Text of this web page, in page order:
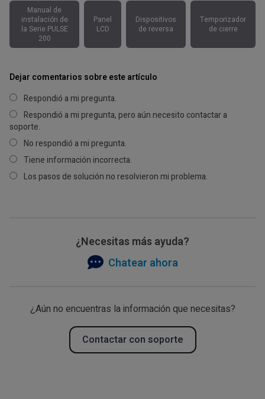
Manual de
instalación de
la Serie PULSE
200
Panel
LCD
Dispositivos
de reversa
Temporizador
de cierre
Dejar comentarios sobre este artículo
Respondió a mi pregunta.
Respondió a mi pregunta, pero aún necesito contactar a
soporte.
No respondió a mi pregunta.
Tiene información incorrecta.
Los pasos de solución no resolvieron mi problema.
¿Necesitas más ayuda?
Chatear ahora
¿Aún no encuentras la información que necesitas?
Contactar con soporte